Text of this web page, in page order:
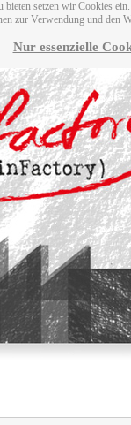
bieten setzen wir Cookies
zur Verwendung und den
Nur essenzielle